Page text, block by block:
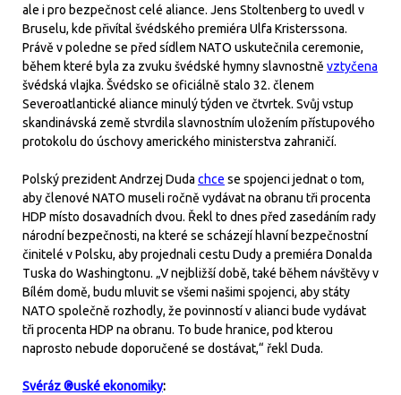
ale i pro bezpečnost celé aliance. Jens Stoltenberg to uvedl v
Bruselu, kde přivítal švédského premiéra Ulfa Kristerssona.
Právě v poledne se před sídlem NATO uskutečnila ceremonie,
během které byla za zvuku švédské hymny slavnostně vztyčena
švédská vlajka. Švédsko se oficiálně stalo 32. členem
Severoatlantické aliance minulý týden ve čtvrtek. Svůj vstup
skandinávská země stvrdila slavnostním uložením přístupového
protokolu do úschovy amerického ministerstva zahraničí.
Polský prezident Andrzej Duda chce se spojenci jednat o tom,
aby členové NATO museli ročně vydávat na obranu tři procenta
HDP místo dosavadních dvou. Řekl to dnes před zasedáním rady
národní bezpečnosti, na které se scházejí hlavní bezpečnostní
činitelé v Polsku, aby projednali cestu Dudy a premiéra Donalda
Tuska do Washingtonu. „V nejbližší době, také během návštěvy v
Bílém domě, budu mluvit se všemi našimi spojenci, aby státy
NATO společně rozhodly, že povinností v alianci bude vydávat
tři procenta HDP na obranu. To bude hranice, pod kterou
naprosto nebude doporučené se dostávat,“ řekl Duda.
Svéráz ®uské ekonomiky: